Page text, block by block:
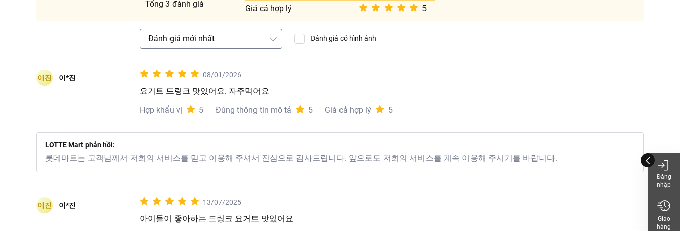
Tổng 3 đánh giá
Giá cả hợp lý
5
Đánh giá mới nhất Đánh giá có hình ảnh
이진 이*진 08/01/2026
요거트 드링크 맛있어요. 자주먹어요
Hợp khẩu vị
5 Đúng thông tin mô tả 5 Giá cả hợp lý 5
LOTTE Mart phản hồi:
롯데마트는 고객님께서 저희의 서비스를 믿고 이용해 주셔서 진심으로 감사드립니다. 앞으로도 저희의 서비스를 계속 이용해 주시기를 바랍니다.
이진 이*진 13/07/2025
아이들이 좋아하는 드링크 요거트 맛있어요
Đăng
nhập
Giao
hàng